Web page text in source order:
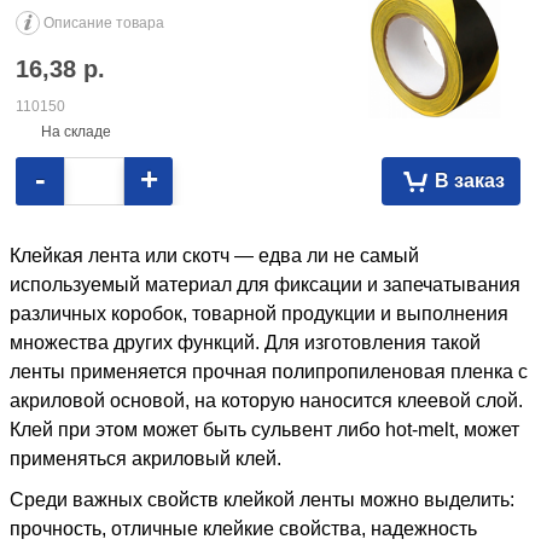
Описание товара
16,38 р.
110150
На складе
В заказ
- +
Клейкая лента или скотч — едва ли не самый
используемый материал для фиксации и запечатывания
различных коробок, товарной продукции и выполнения
множества других функций. Для изготовления такой
ленты применяется прочная полипропиленовая пленка с
акриловой основой, на которую наносится клеевой слой.
Клей при этом может быть сульвент либо hot-melt, может
применяться акриловый клей.
Среди важных свойств клейкой ленты можно выделить:
прочность, отличные клейкие свойства, надежность